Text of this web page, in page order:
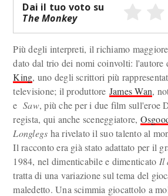
Dai il tuo voto su
The Monkey
Più degli interpreti, il richiamo
dato dal trio dei nomi coinvolti: l'autore
King, uno degli scrittori più
televisione; il produttore James Wan,
eSaw, più che per i due film sull'eroe
regista, qui anche sceneggiatore,
Longlegs ha rivelato il suo talento al
Il racconto era già stato adattato per il
1984, nel dimenticabile e dimenticato Il
tratta di una variazione sul tema del
maledetto. Una scimmia giocattolo a